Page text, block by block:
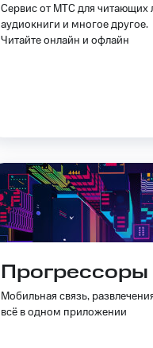
Сервис от МТС для читающих
аудиокниги и многое другое.
Читайте онлайн и офлайн
Прогрессоры
Мобильная связь,
всё в одном приложении